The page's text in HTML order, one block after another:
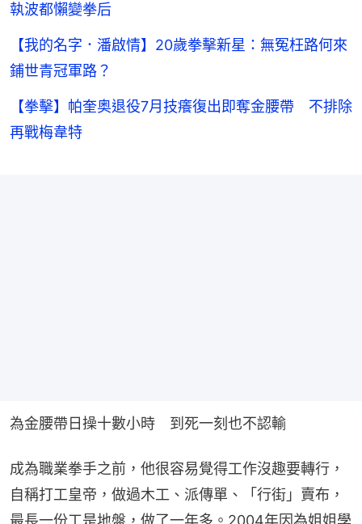
執波都懶變拳后
【我的名字．潘啟情】20歲拳擊新星：無冤枉路何來
鋪世青冠軍路？
【拳擊】帕奎奥退役7月技癢復出即奪金腰帶 不排除
再戰梅韋特
為金腰帶日操十數小時　到死一刻也不認輸
成為職業拳手之前，他很容易覺得工作沒趣要轉行，
自稱打工皇帝，做過木工、派傳單、「行街」賣布，
最長一份工是地盤，做了一年多。2004年因為姐姐學